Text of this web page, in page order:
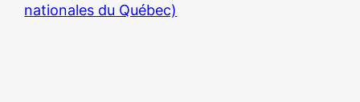
nationales du Québec)